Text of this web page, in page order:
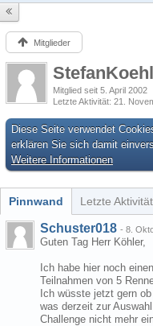
Mitglieder
Mitglied seit 5. April 2002
Letzte Aktivität 21.
Diese Seite verwendet
erklären Sie sich damit
Weitere Informationen
Pinnwand Letzte
Schuster018 - 8.
Guten Tag Herr Köhler,
Ich habe hier noch
Teilnahmen von 5
Ich wüsste jetzt gern
was derzeit zur
Challenge nicht mehr